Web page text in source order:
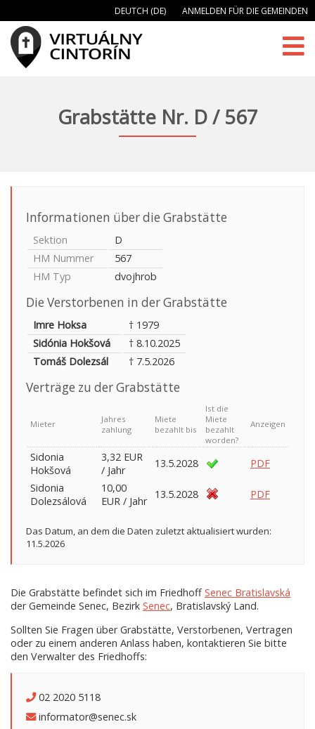
DEUTCH (DE) ANMELDEN FÜR DIE GEMEINDEN
Grabstätte Nr. D / 567
Informationen über die Grabstätte
Sektion
D
HM Nummer
567
HM Typ
dvojhrob
Die Verstorbenen in der Grabstätte
Imre Hoksa
† 1979
Sidónia Hokšová
† 8.10.2025
Tomáš Dolezsál
† 7.5.2026
Verträge zu der Grabstätte
Mieter
Jahres
zahlung
Miete
bezahlt bis
Ist die
Miete
bezahlt
worden?
Anzeigen
Sidonia
Hokšová
3,32 EUR
/ Jahr
13.5.2028
PDF
Sidonia
Dolezsálová
10,00
EUR / Jahr
13.5.2028 PDF
Das Datum, an dem die Daten zuletzt aktualisiert wurden:
11.5.2026
Die Grabstätte befindet sich im FriedhoffSenec Bratislavská
der Gemeinde Senec, Bezirk Senec, Bratislavský Land.
Sollten Sie Fragen über Grabstätte, Verstorbenen, Vertragen
oder zu einem anderen Anlass haben, kontaktieren Sie bitte
den Verwalter des Friedhoffs:
02 2020 5118
informator@senec.sk